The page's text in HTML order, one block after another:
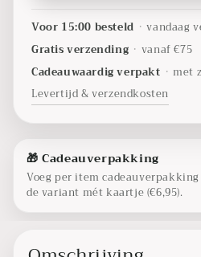
Voor 15:00 besteld • vandaag
Gratis verzending • vanaf €75
Cadeauwaardig verpakt • met
Levertijd & verzendkosten
🎁 Cadeauverpakking
Voeg per item
de variant mét kaartje (€6,95).